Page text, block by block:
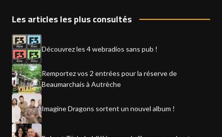
Les articles les plus consultés
Découvrez les 4 webradios sans pub !
Remportez vos 2 entrées pour la réserve de
Beaumarchais à Autrèche
Imagine Dragons sortent un nouvel album !